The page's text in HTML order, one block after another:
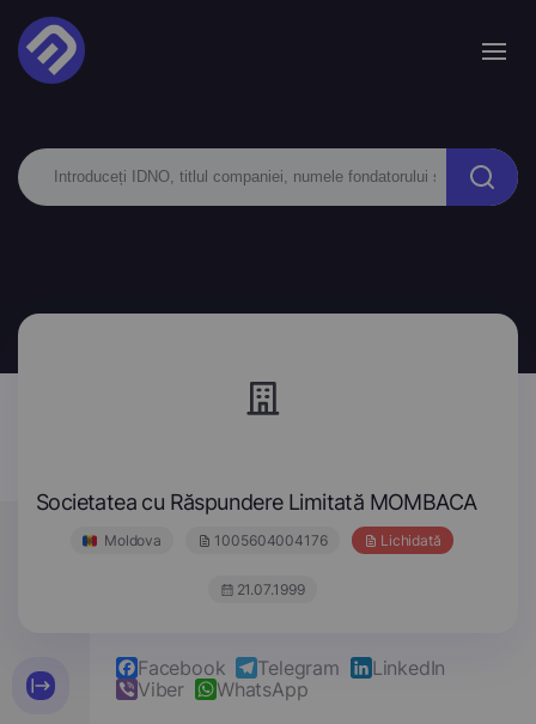
Societatea cu Răspundere Limitată MOMBACA
Moldova 1005604004176 Lichidată
21.07.1999
Facebook Telegram
LinkedIn
Viber
WhatsApp